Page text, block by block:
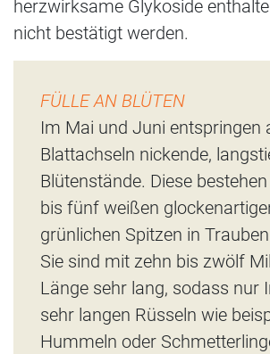
herzwirksame Glykoside
nicht bestätigt werden.
FÜLLE AN BLÜTEN
Im Mai und Juni entspringen
Blattachseln nickende,
Blütenstände. Diese
bis fünf weißen
grünlichen Spitzen in
Sie sind mit zehn bis zwölf
Länge sehr lang, sodass nur
sehr langen Rüsseln wie
Hummeln oder